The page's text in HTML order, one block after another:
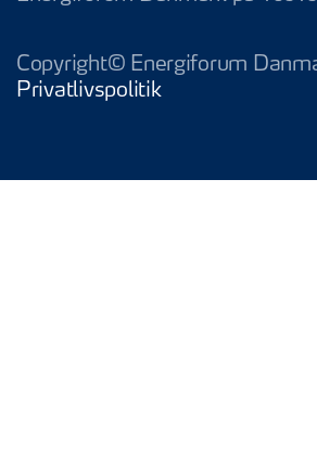
Copyright© Energiforum
Privatlivspolitik